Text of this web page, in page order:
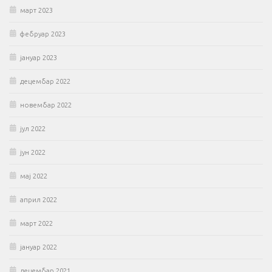
март 2023
фебруар 2023
јануар 2023
децембар 2022
новембар 2022
јул 2022
јун 2022
мај 2022
април 2022
март 2022
јануар 2022